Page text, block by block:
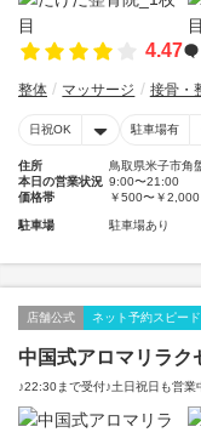
4.47
整体 マッサージ 接骨・
日祝OK 駐車場有
住所
鳥取県米子市角
本日の営業状況 9:00〜21:00
価格帯
￥500〜￥2,000
駐車場 駐車場あり
店舗公式 ネット予約スピー
中国式アロマリラ
♪22:30まで受付♪土日祝日も営業